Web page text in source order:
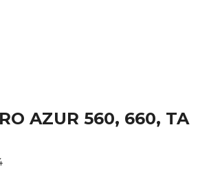
AZUR 560, 660, TA